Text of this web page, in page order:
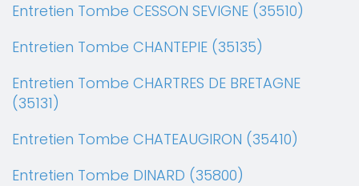
Entretien Tombe CESSON SEVIGNE (35510)
Entretien Tombe CHANTEPIE (35135)
Entretien Tombe CHARTRES DE BRETAGNE
(35131)
Entretien Tombe CHATEAUGIRON (35410)
Entretien Tombe DINARD (35800)